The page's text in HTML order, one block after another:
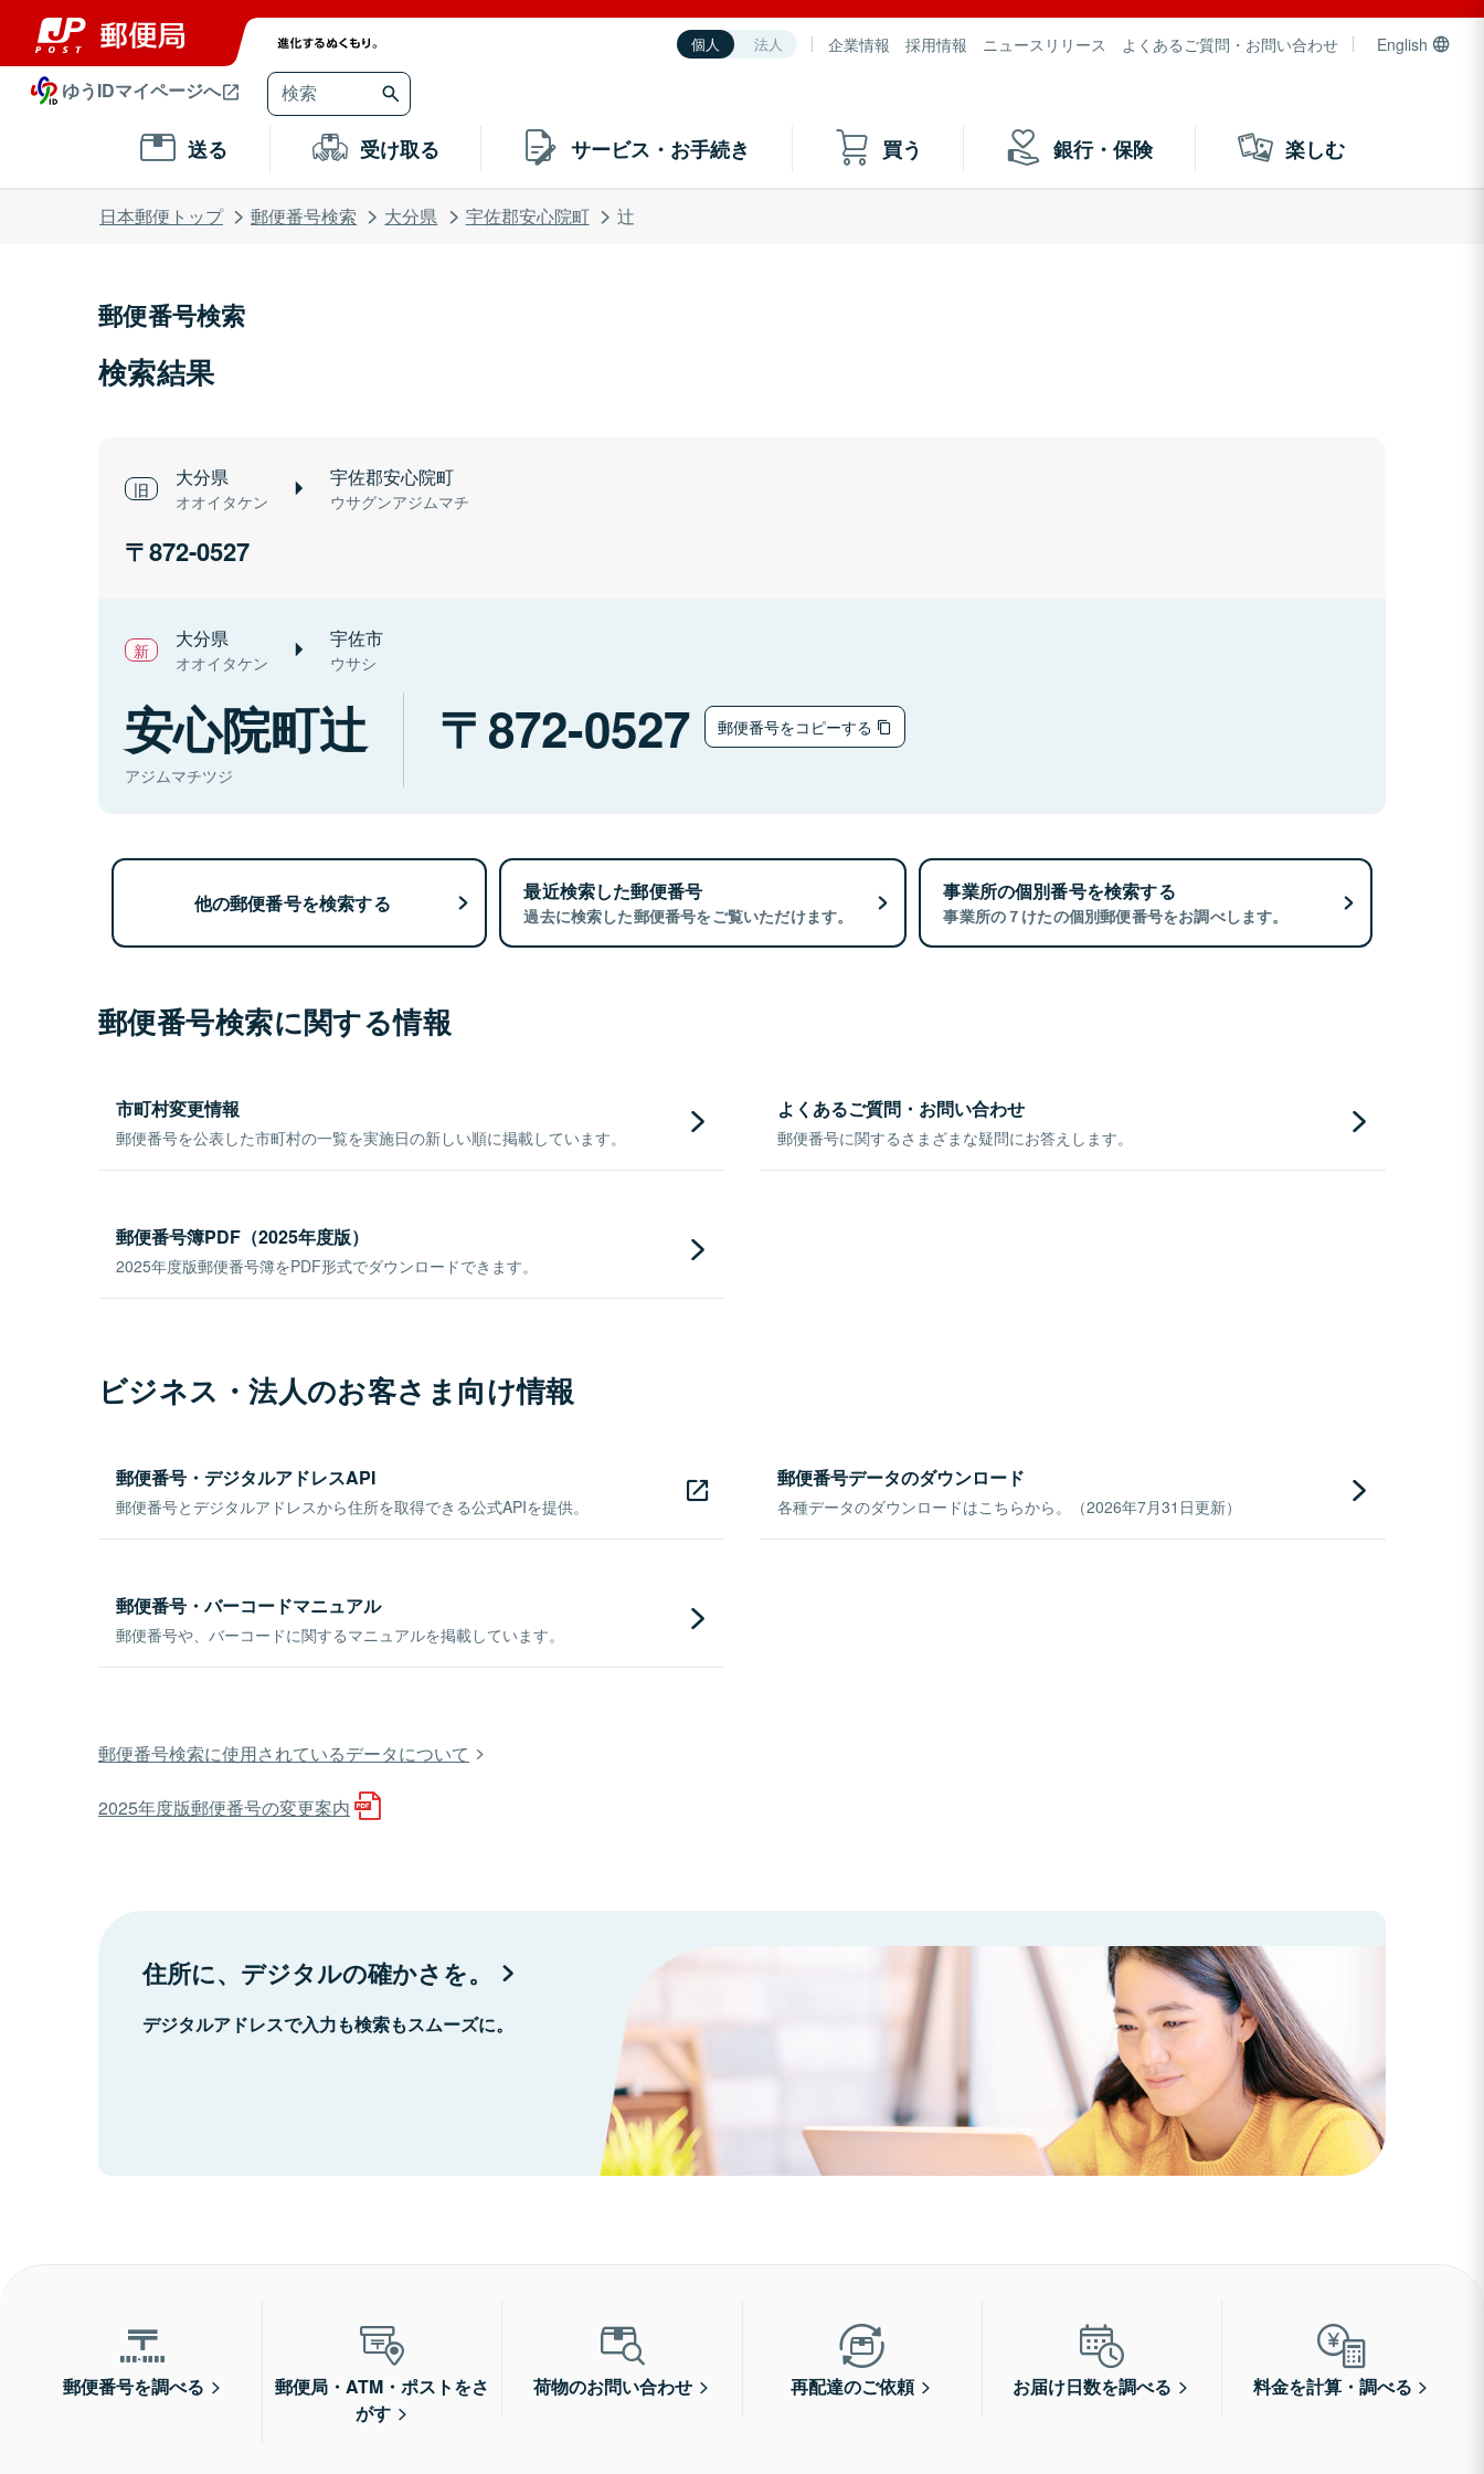
個人 法人 企業情報 採用情報 ニュースリリース よくあるご質問・お問い合わせ English
ゆうIDマイページへ
送る 受け取る サービス・お手続き 買う 銀行・保険 楽しむ
日本郵便トップ 郵便番号検索 大分県 宇佐郡安心院町 辻
郵便番号検索
検索結果
大分県
オオイタケン
宇佐郡安心院町
ウサグンアジムマチ
872-0527
大分県
オオイタケン
宇佐市
ウサシ
安心院町辻
アジムマチツジ
872-0527 郵便番号をコピーする
他の郵便番号を検索する 最近検索した郵便番号
過去に検索した郵便番号をご覧いただけます。
事業所の個別番号を検索する
事業所の７けたの個別郵便番号をお調べします。
郵便番号検索に関する情報
市町村変更情報
郵便番号を公表した市町村の一覧を実施日の新しい順に掲載しています。
よくあるご質問・お問い合わせ
郵便番号に関するさまざまな疑問にお答えします。
郵便番号簿PDF（2025年度版）
2025年度版郵便番号簿をPDF形式でダウンロードできます。
ビジネス・法人のお客さま向け情報
郵便番号・デジタルアドレスAPI
郵便番号とデジタルアドレスから住所を取得できる公式APIを提供。
郵便番号データのダウンロード
各種データのダウンロードはこちらから。（2026年7月31日更新）
郵便番号・バーコードマニュアル
郵便番号や、バーコードに関するマニュアルを掲載しています。
郵便番号検索に使用されているデータについて
2025年度版郵便番号の変更案内
住所に、デジタルの確かさを。
デジタルアドレスで入力も検索もスムーズに。
郵便番号を調べる
郵便局・ATM・ポストをさ
がす
荷物のお問い合わせ 再配達のご依頼 お届け日数を調べる 料金を計算・調べる